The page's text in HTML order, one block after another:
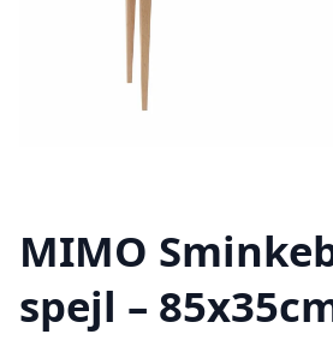
MIMO
spejl –